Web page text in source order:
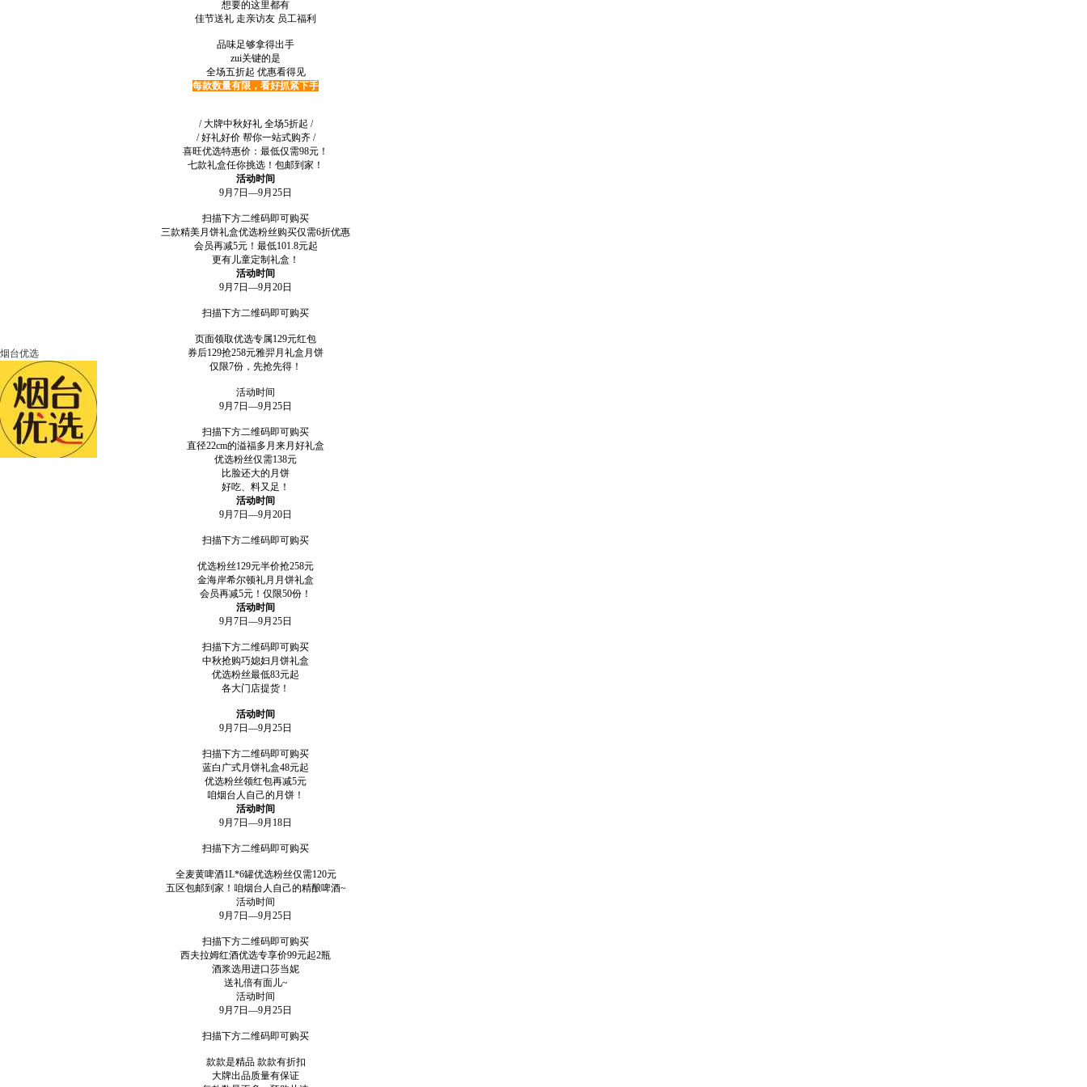
烟台优选
想要的这里都有
佳节送礼 走亲访友 员工福利
品味足够拿得出手
zui关键的是
全场五折起 优惠看得见
每款数量有限，看好抓紧下手
/ 大牌中秋好礼 全场5折起 /
/ 好礼好价 帮你一站式购齐 /
喜旺优选特惠价：最低仅需98元！
七款礼盒任你挑选！包邮到家！
活动时间
9月7日—9月25日
扫描下方二维码即可购买
三款精美月饼礼盒优选粉丝购买仅需6折优惠
会员再减5元！最低101.8元起
更有儿童定制礼盒！
活动时间
9月7日—9月20日
扫描下方二维码即可购买
页面领取优选专属129元红包
券后129抢258元雅羿月礼盒月饼
仅限7份，先抢先得！
活动时间
9月7日—9月25日
扫描下方二维码即可购买
直径22cm的溢福多月来月好礼盒
优选粉丝仅需138元
比脸还大的月饼
好吃、料又足！
活动时间
9月7日—9月20日
扫描下方二维码即可购买
优选粉丝129元半价抢258元
金海岸希尔顿礼月月饼礼盒
会员再减5元！仅限50份！
活动时间
9月7日—9月25日
扫描下方二维码即可购买
中秋抢购巧媳妇月饼礼盒
优选粉丝最低83元起
各大门店提货！
活动时间
9月7日—9月25日
扫描下方二维码即可购买
蓝白广式月饼礼盒48元起
优选粉丝领红包再减5元
咱烟台人自己的月饼！
活动时间
9月7日—9月18日
扫描下方二维码即可购买
全麦黄啤酒1L*6罐优选粉丝仅需120元
五区包邮到家！咱烟台人自己的精酿啤酒~
活动时间
9月7日—9月25日
扫描下方二维码即可购买
西夫拉姆红酒优选专享价99元起2瓶
酒浆选用进口莎当妮
送礼倍有面儿~
活动时间
9月7日—9月25日
扫描下方二维码即可购买
款款是精品 款款有折扣
大牌出品质量有保证